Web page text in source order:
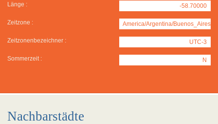
Länge : -58.70000
Zeitzone : America/Argentina/Buenos_Aires
Zeitzonenbezeichner : UTC-3
Sommerzeit : N
Nachbarstädte